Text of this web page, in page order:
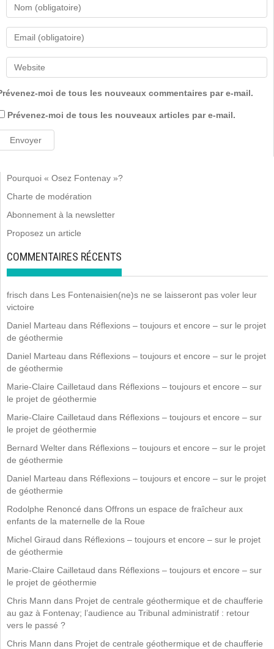
moi de tous les nouveaux commentaires par e-mail.
Prévenez-moi de tous les nouveaux articles par e-mail.
Pourquoi « Osez Fontenay »?
Charte de modération
Abonnement à la newsletter
Proposez un article
COMMENTAIRES RÉCENTS
frisch dans Les Fontenaisien(ne)s ne se laisseront pas voler leur
victoire
Daniel Marteau dans Réflexions – toujours et encore – sur le projet
de géothermie
Daniel Marteau dans Réflexions – toujours et encore – sur le projet
de géothermie
Marie-Claire Cailletaud dans Réflexions – toujours et encore – sur
le projet de géothermie
Marie-Claire Cailletaud dans Réflexions – toujours et encore – sur
le projet de géothermie
Bernard Welter dans Réflexions – toujours et encore – sur le projet
de géothermie
Daniel Marteau dans Réflexions – toujours et encore – sur le projet
de géothermie
Rodolphe Renoncé dans Offrons un espace de fraîcheur aux
enfants de la maternelle de la Roue
Michel Giraud dans Réflexions – toujours et encore – sur le projet
de géothermie
Marie-Claire Cailletaud dans Réflexions – toujours et encore – sur
le projet de géothermie
Chris Mann dans Projet de centrale géothermique et de chaufferie
au gaz à Fontenay; l’audience au Tribunal administratif : retour
vers le passé ?
Chris Mann dans Projet de centrale géothermique et de chaufferie